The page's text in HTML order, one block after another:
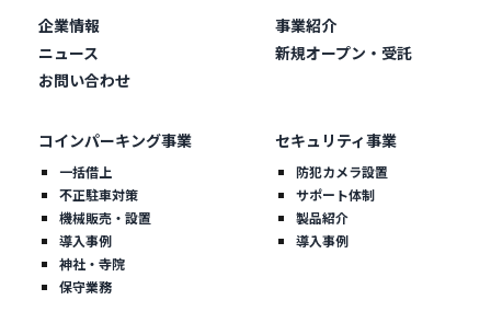
企業情報
事業紹介
ニュース
新規オープン・受託
お問い合わせ
コインパーキング事業
一括借上
不正駐車対策
機械販売・設置
導入事例
神社・寺院
保守業務
セキュリティ事業
防犯カメラ設置
サポート体制
製品紹介
導入事例